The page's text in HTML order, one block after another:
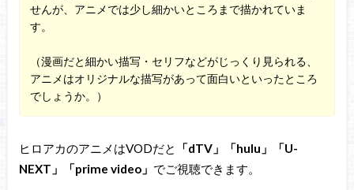
せんが、アニメでは少し細かいところまで描かれていま
す。
（漫画だと細かい描写・セリフなどがじっくり見られる、
アニメはオリジナルな描写があって面白いといったところ
でしょうか。）
ヒロアカのアニメはVODだと
「dTV」「hulu」「U-
NEXT」「prime video」 でご視聴できます。